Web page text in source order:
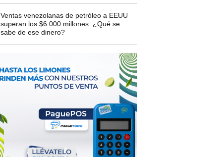
Ventas venezolanas de petróleo a EEUU
superan los $6.000 millones: ¿Qué se
sabe de ese dinero?